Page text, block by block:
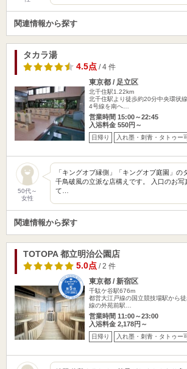
関連情報から探す
タカラ湯
4.5点 / 4 件
東京都 / 足立区
北千住駅1.22km
北千住駅より徒歩約20分中央環状
4号線を南へ…
営業時間 15:00～22:45
入浴料金 550円～
日帰り 入れ墨・刺青・タトゥー
50代～
女性
「キングオブ縁側」「キングオブ庭園」の
千鳥破風の立派な店構えです。 入口のお
て…
関連情報から探す
TOTOPA 都立明治公園店
5.0点 / 2 件
東京都 / 新宿区
千駄ケ谷駅676m
都営大江戸線の国立競技場駅から
線の外苑前駅…
営業時間 11:00～23:00
入浴料金 2,178円～
日帰り 入れ墨・刺青・タトゥー